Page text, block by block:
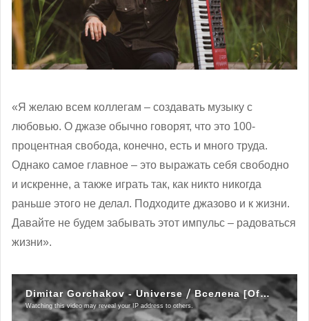
«Я желаю всем коллегам – создавать музыку с
любовью. О джазе обычно говорят, что это 100-
процентная свобода, конечно, есть и много труда.
Однако самое главное – это выражать себя свободно
и искренне, а также играть так, как никто никогда
раньше этого не делал. Подходите джазово и к жизни.
Давайте не будем забывать этот импульс – радоваться
жизни».